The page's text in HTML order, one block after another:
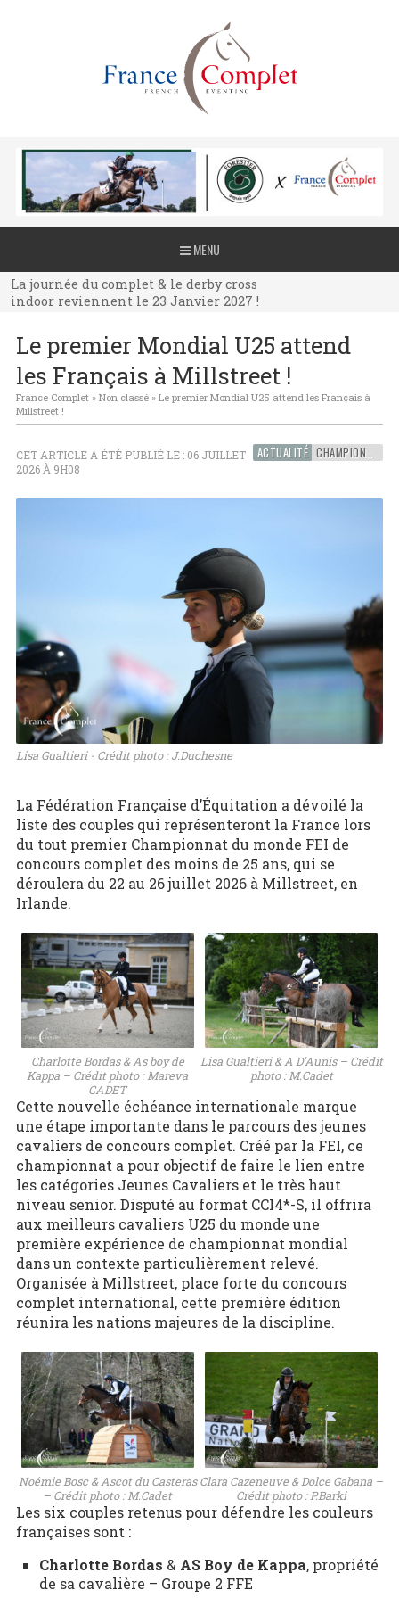
MENU
La journée du complet & le derby cross
indoor reviennent le 23 Janvier 2027 !
La journée du complet & le derby cross
indoor reviennent le 23 Janvier 2027 !
indoor reviennent le 23 Janvier 2027 !
Le premier Mondial U25 attend
les Français à Millstreet !
France Complet» Non classé» Le premier Mondial U25 attend les Français à
Millstreet !
ACTUALITÉ CHAMPIONNAT DU MONDE U25
CET ARTICLE A ÉTÉ PUBLIÉ LE : 06 JUILLET
2026 À 9H08
Lisa Gualtieri - Crédit photo : J.Duchesne
La Fédération Française d’Équitation a dévoilé la
liste des couples qui représenteront la France lors
du tout premier Championnat du monde FEI de
concours complet des moins de 25 ans, qui se
déroulera du 22 au 26 juillet 2026 à Millstreet, en
Irlande.
Charlotte Bordas & As boy de
Kappa – Crédit photo : Mareva
CADET
Lisa Gualtieri & A D’Aunis – Crédit
photo : M.Cadet
Cette nouvelle échéance internationale marque
une étape importante dans le parcours des jeunes
cavaliers de concours complet. Créé par la FEI, ce
championnat a pour objectif de faire le lien entre
les catégories Jeunes Cavaliers et le très haut
niveau senior. Disputé au format CCI4*-S, il offrira
aux meilleurs cavaliers U25 du monde une
première expérience de championnat mondial
dans un contexte particulièrement relevé.
Organisée à Millstreet, place forte du concours
complet international, cette première édition
réunira les nations majeures de la discipline.
Noémie Bosc & Ascot du Casteras
– Crédit photo : M.Cadet
Clara Cazeneuve & Dolce Gabana –
Crédit photo : P.Barki
Les six couples retenus pour défendre les couleurs
françaises sont :
Charlotte Bordas & AS Boy de Kappa, propriété
de sa cavalière – Groupe 2 FFE